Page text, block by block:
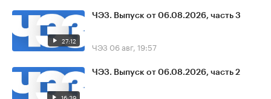
27:12
ЧЭЗ. Выпуск от 06.08.2026, часть 3
ЧЭЗ 06 авг, 19:57
16:39
ЧЭЗ. Выпуск от 06.08.2026, часть 2